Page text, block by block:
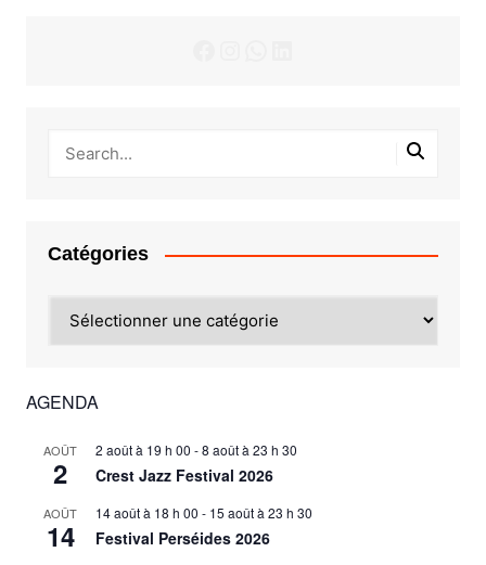
Catégories
AGENDA
AOÛT
2
2 août à 19 h 00 -8 août à 23 h 30
Crest Jazz Festival 2026
AOÛT
14
14 août à 18 h 00 - 15 août à 23 h 30
Festival Perséides 2026